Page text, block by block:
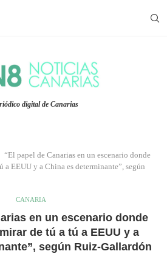
digital de Canarias
“El papel de Canarias en un escenario donde
a EEUU y a China es determinante”, según
CANARIA
en un escenario donde
de tú a tú a EEUU y a
según Ruiz-Gallardón